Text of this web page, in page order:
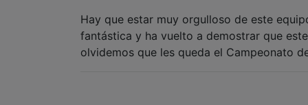
Hay que estar muy orgulloso de este
fantástica y ha vuelto a demostrar que
olvidemos que les queda el Campeonato